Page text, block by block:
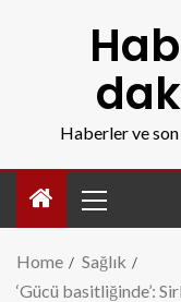
Haberler ve
Home
Sağlık
‘Gücü basitliğinde’: